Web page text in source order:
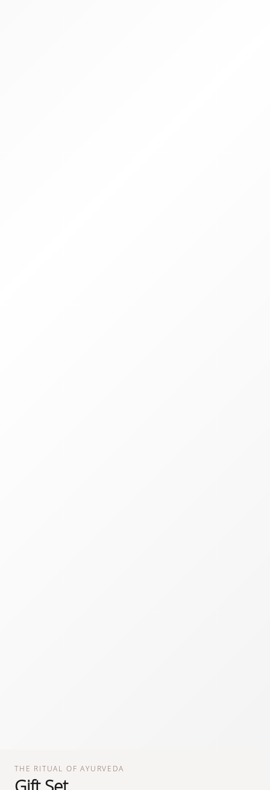
THE RITUAL OF AYURVEDA